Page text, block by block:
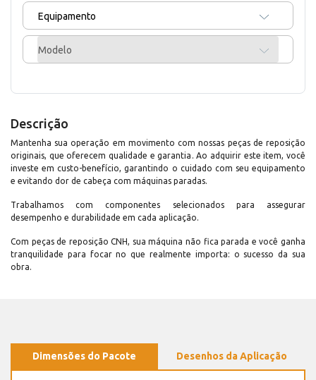
Equipamento
Modelo
Descrição
Mantenha sua operação em movimento com nossas peças de reposição
originais, que oferecem qualidade e garantia. Ao adquirir este item, você
investe em custo-benefício, garantindo o cuidado com seu equipamento
e evitando dor de cabeça com máquinas paradas.
Trabalhamos com componentes selecionados para assegurar
desempenho e durabilidade em cada aplicação.
Com peças de reposição CNH, sua máquina não fica parada e você ganha
tranquilidade para focar no que realmente importa: o sucesso da sua
obra.
Dimensões do Pacote Desenhos da Aplicação